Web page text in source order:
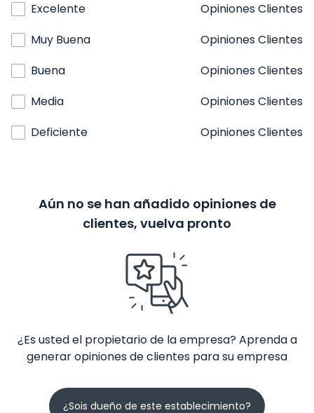
Excelente
Opiniones Clientes
Muy Buena
Opiniones Clientes
Buena
Opiniones Clientes
Media
Opiniones Clientes
Deficiente
Opiniones Clientes
Aún no se han añadido opiniones de
clientes, vuelva pronto
¿Es usted el propietario de la empresa? Aprenda a
generar opiniones de clientes para su empresa
¿Sois dueño de este establecimiento?